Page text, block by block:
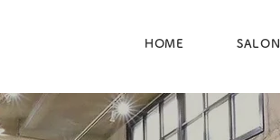
HOME SALON